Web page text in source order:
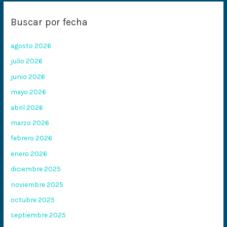
Buscar por fecha
agosto 2026
julio 2026
junio 2026
mayo 2026
abril 2026
marzo 2026
febrero 2026
enero 2026
diciembre 2025
noviembre 2025
octubre 2025
septiembre 2025